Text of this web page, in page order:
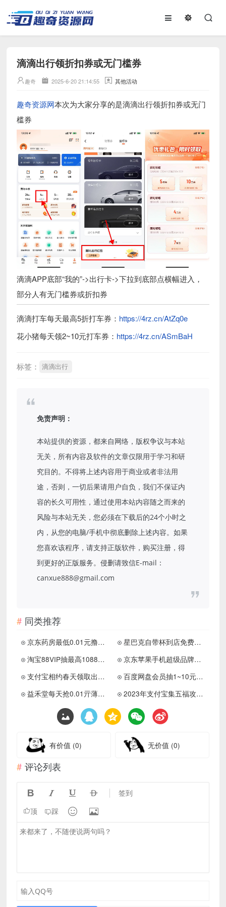
滴滴出行领折扣券或无门槛券
趣奇 2025-6-20 21:14:55 其他活动
趣奇资源网本次为大家分享的是滴滴出行领折扣券或无门
槛券
滴滴APP底部“我的”->出行卡->下拉到底部点横幅进入，
部分人有无门槛券或折扣券
滴滴打车每天最高5折打车券： https://4rz.cn/AtZq0e
花小猪每天领2~10元打车券： https://4rz.cn/ASmBaH
标签： 滴滴出行
免责声明：
本站提供的资源，都来自网络，版权争议与本站
无关，所有内容及软件的文章仅限用于学习和研
究目的。不得将上述内容用于商业或者非法用
途，否则，一切后果请用户自负，我们不保证内
容的长久可用性，通过使用本站内容随之而来的
风险与本站无关，您必须在下载后的24个小时之
内，从您的电脑/手机中彻底删除上述内容。如果
您喜欢该程序，请支持正版软件，购买注册，得
到更好的正版服务。侵删请致信E-mail：
canxue888@gmail.com
同类推荐
京东药房最低0.01元撸实物包邮
星巴克自带杯到店免费喝咖啡
淘宝88VIP抽最高1088天猫积分
京东苹果手机超级品牌日补贴
支付宝相约春天领取出行券包
百度网盘会员抽1~10元京东E卡
益禾堂每天抢0.01亓薄荷奶绿
2023年支付宝集五福攻略方法
有价值 (0) 无价值 (0)
评论列表
    签到
顶 踩  